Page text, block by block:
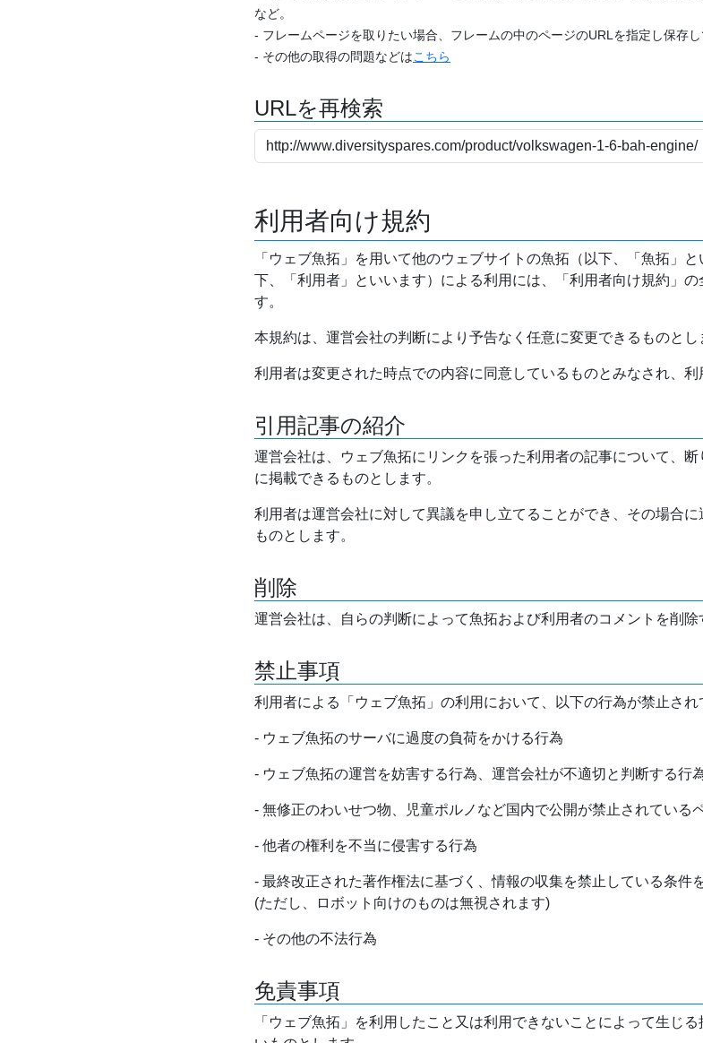
など。
- フレームページを取りたい場合、フレームの中のページのURLを指定し保存
- その他の取得の問題などはこちら
URLを再検索
利用者向け規約
「ウェブ魚拓」を用いて他のウェブサイトの魚拓（以下、「魚拓」
下、「利用者」といいます）による利用には、「利用者向け規約」
す。
本規約は、運営会社の判断により予告なく任意に変更できるものとし
利用者は変更された時点での内容に同意しているものとみなされ、利
引用記事の紹介
運営会社は、ウェブ魚拓にリンクを張った利用者の記事について、
に掲載できるものとします。
利用者は運営会社に対して異議を申し立てることができ、その場合
ものとします。
削除
運営会社は、自らの判断によって魚拓および利用者のコメントを削除
禁止事項
利用者による「ウェブ魚拓」の利用において、以下の行為が禁止され
- ウェブ魚拓のサーバに過度の負荷をかける行為
- ウェブ魚拓の運営を妨害する行為、運営会社が不適切と判断する行
- 無修正のわいせつ物、児童ポルノなど国内で公開が禁止されている
- 他者の権利を不当に侵害する行為
- 最終改正された著作権法に基づく、情報の収集を禁止している条件
(ただし、ロボット向けのものは無視されます)
- その他の不法行為
免責事項
「ウェブ魚拓」を利用したこと又は利用できないことによって生じ